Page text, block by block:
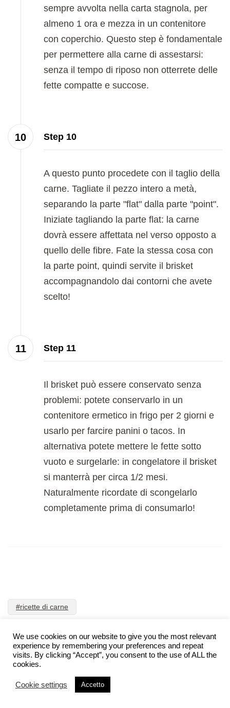
sempre avvolta nella carta stagnola, per
almeno 1 ora e mezza in un contenitore
con coperchio. Questo step è fondamentale
per permettere alla carne di assestarsi:
senza il tempo di riposo non otterrete delle
fette compatte e succose.
Step 10
A questo punto procedete con il taglio della
carne. Tagliate il pezzo intero a metà,
separando la parte "flat" dalla parte "point".
Iniziate tagliando la parte flat: la carne
dovrà essere affettata nel verso opposto a
quello delle fibre. Fate la stessa cosa con
la parte point, quindi servite il brisket
accompagnandolo dai contorni che avete
scelto!
Step 11
Il brisket può essere conservato senza
problemi: potete conservarlo in un
contenitore ermetico in frigo per 2 giorni e
usarlo per farcire panini o tacos. In
alternativa potete mettere le fette sotto
vuoto e surgelarle: in congelatore il brisket
si manterrà per circa 1/2 mesi.
Naturalmente ricordate di scongelarlo
completamente prima di consumarlo!
#ricette di carne
Lascia un commento
We use cookies on our website to give you the most relevant
experience by remembering your preferences and repeat
visits. By clicking “Accept”, you consent to the use of ALL the
cookies.
Cookie settings Accetto